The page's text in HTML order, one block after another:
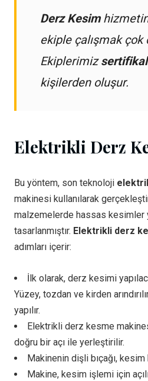
Derz Kesim
ekiple çalışmak çok
Ekiplerimiz
kişilerden oluşur.
Elektrikli Derz
Bu yöntem, son teknoloji
makinesi kullanılarak
malzemelerde hassas kesimler
tasarlanmıştır. Elektrikli derz
adımları içerir:
İlk olarak, derz kesimi
Yüzey, tozdan ve kirden
yapılır.
Elektrikli derz kesme
doğru bir açı ile yerleştirilir.
Makinenin dişli bıçağı,
Makine, kesim işlemi için